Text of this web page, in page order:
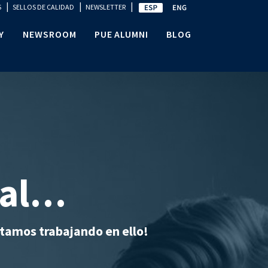
| SELLOS DE CALIDAD | NEWSLETTER |
NEWSROOM PUE ALUMNI BLOG
trabajando en ello!